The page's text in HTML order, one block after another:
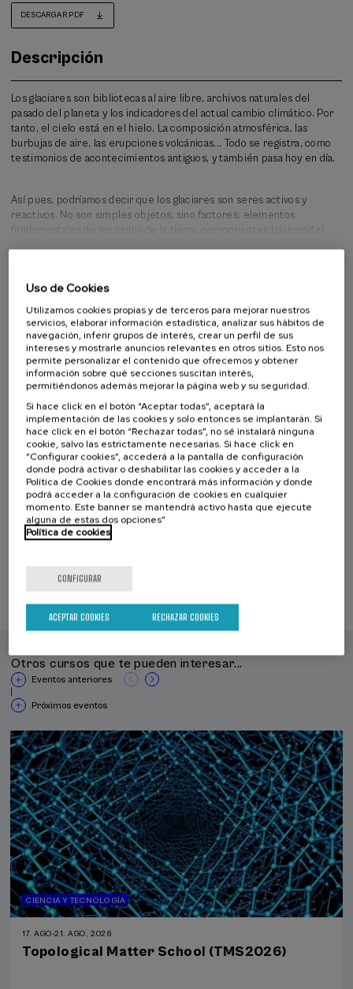
DESCARGAR PDF
Descripción
Los glaciares son bibliotecas al aire libre, archivos naturales del
pasado del planeta y los indicadores del actual cambio climático. Por
tanto, el cielo está en el hielo. La composición atmosférica, las
burbujas de aire, las erupciones volcánicas... Todo se registra, como
testimonios de acontecimientos antiguos, y también pasa hoy en día.
Así pues, podríamos decir que los glaciares son seres activos y
reactivos. No son simples objetos, sino factores, elementos
fundamentales de los ciclos de la tierra, componentes básicos del
una "especie en riesgo". La pérdida de los glaciares tiene terribles
consecuencias en los ecosistemas planetarios, en el balance hídrico
y en la sociedad.
En esta ponencia-coloquio analizaremos la importancia de los
glaciares de montaña, recalcando particularmente el papel que
tienen como indicadores sensibles del cambio climático. Además, la
Organización de las Naciones Unidas declaró el 2025 Año
Internacional de la Conservación de los Glaciares; por ello, el
ponente propone a los y las oyentes un viaje colectivo transnacional:
desde las grandes regiones gélidas de la Patagonia y Alaska, hasta los
últimos pequeños glaciares de los Pirineos. Por medio de este
paralelismo, nos invita claramente a la reflexión: ¿de dónde venimos?
(los glaciares son testimonios de la memoria natural del planeta) y
¿adónde vamos? (pronto tendremos un futuro y una cordillera sin
hielo).
Público objetivo al que está dirigida la actividad
Público en general
espera
Plazo de matricula finalizado
Director/a
curso
Actividad sin certificación académica
Euskera Español
Actividad íntegramente en euskera con traducción simultánea a español
Online en directo
Presencial
ÁREAS TEMÁTICAS
Otros cursos que te pueden interesar...
Eventos anteriores
Próximos eventos
CIENCIA Y TECNOLOGÍA
17. AGO-21. AGO, 2026
Topological Matter School (TMS2026)
Uso de Cookies
Utilizamos cookies propias y de terceros para mejorar nuestros
servicios, elaborar información estadística, analizar sus hábitos de
navegación, inferir grupos de interés, crear un perfil de sus
intereses y mostrarle anuncios relevantes en otros sitios. Esto nos
permite personalizar el contenido que ofrecemos y obtener
información sobre qué secciones suscitan interés,
permitiéndonos además mejorar la página web y su seguridad.
Si hace click en el botón “Aceptar todas”, aceptará la
implementación de las cookies y solo entonces se implantarán. Si
hace click en el botón “Rechazar todas”, no sé instalará ninguna
cookie, salvo las estrictamente necesarias. Si hace click en
“Configurar cookies”, accederá a la pantalla de configuración
donde podrá activar o deshabilitar las cookies y acceder a la
Política de Cookies donde encontrará más información y donde
podrá acceder a la configuración de cookies en cualquier
momento. Este banner se mantendrá activo hasta que ejecute
alguna de estas dos opciones”
Política de cookies
CONFIGURAR
RECHAZAR COOKIES
ACEPTAR COOKIES